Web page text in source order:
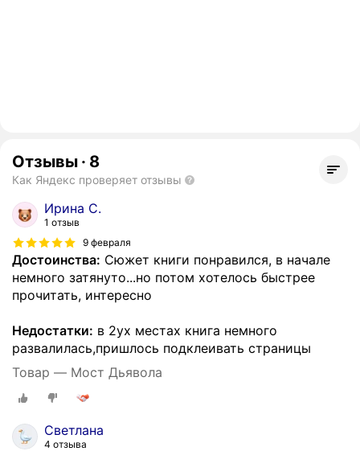
Отзывы · 8
Как Яндекс проверяет отзывы
Ирина С.
1 отзыв
9 февраля
Достоинства: Сюжет книги понравился, в начале
немного затянуто...но потом хотелось быстрее
прочитать, интересно
Недостатки: в 2ух местах книга немного
развалилась,пришлось подклеивать страницы
Товар — Мост Дьявола
Светлана
4 отзыва